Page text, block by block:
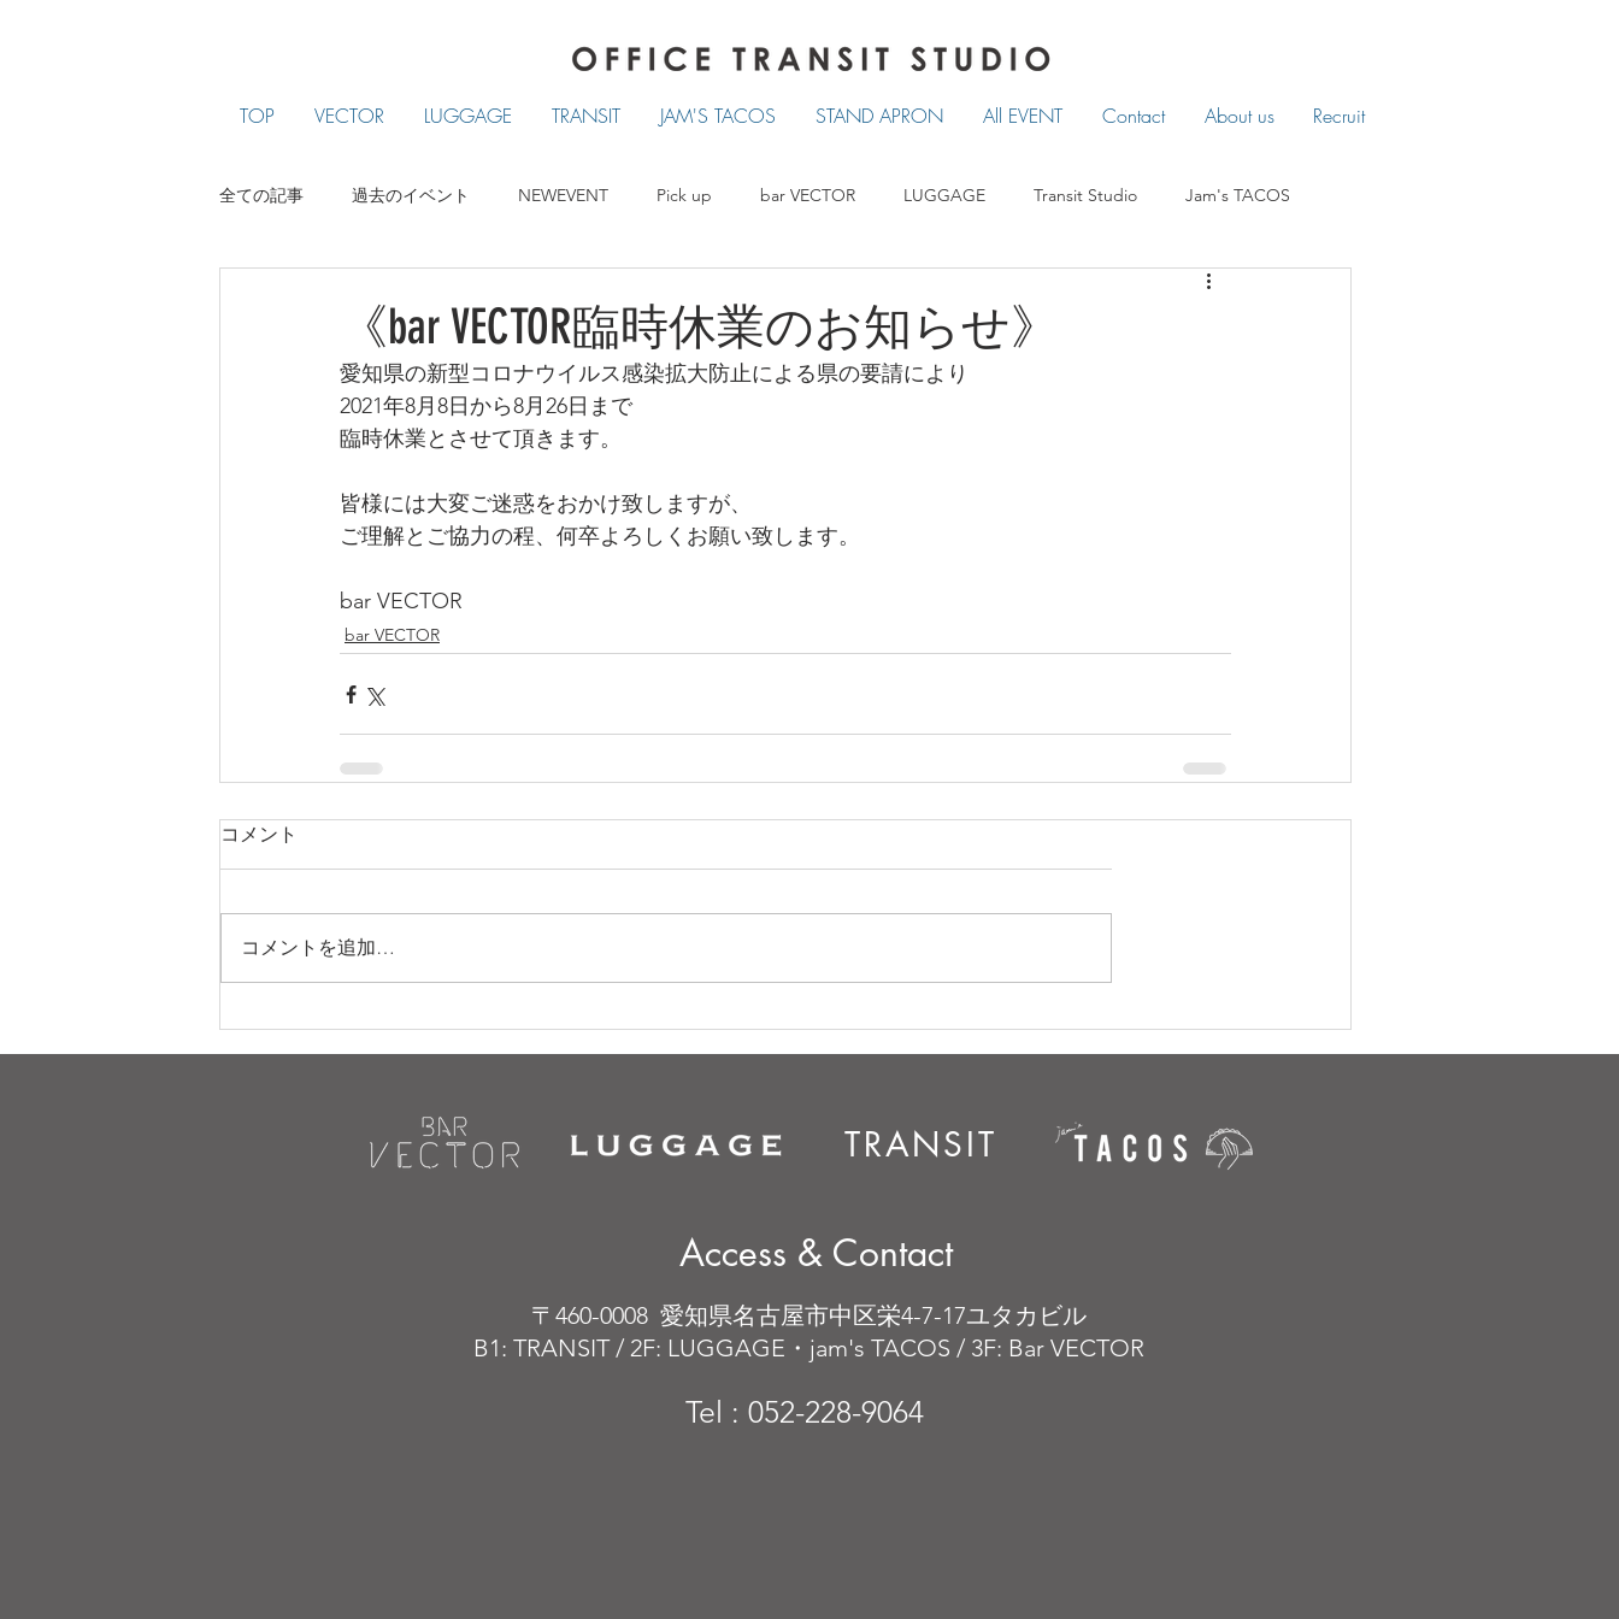
TOP VECTOR LUGGAGE TRANSIT JAM'S TACOS STAND APRON All EVENT Contact About us Recruit
全ての記事 過去のイベント NEWEVENT Pick up bar VECTOR LUGGAGE Transit Studio Jam's TACOS
《bar VECTOR臨時休業のお知らせ》
愛知県の新型コロナウイルス感染拡大防止による県の要請により
2021年8月8日から8月26日まで
臨時休業とさせて頂きます。
皆様には大変ご迷惑をおかけ致しますが、
ご理解とご協力の程、何卒よろしくお願い致します。
bar VECTOR
bar VECTOR
コメント
コメントを追加…
TRANSIT
Access & Contact
〒460-0008 愛知県名古屋市中区栄4-7-17ユタカビル
B1: TRANSIT / 2F: LUGGAGE・jam's TACOS / 3F: Bar VECTOR
Tel : 052-228-9064